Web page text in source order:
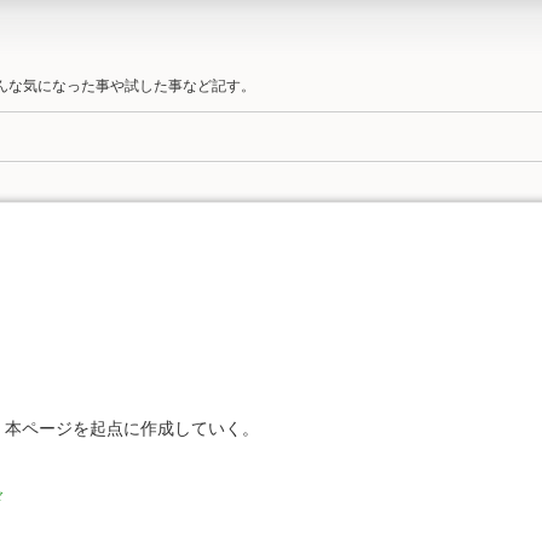
気になった事や試した事など記す。
ページを起点に作成していく。